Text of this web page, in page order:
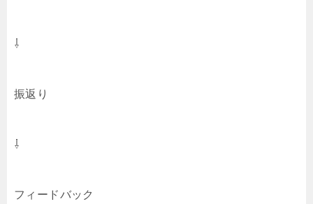
⇩
振返り
⇩
フィードバック